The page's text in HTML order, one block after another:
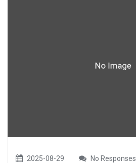
2025-08-29 No Responses